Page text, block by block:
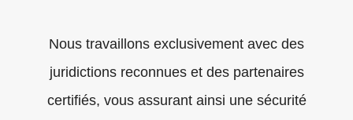
Nous travaillons exclusivement avec des
juridictions reconnues et des partenaires
certifiés, vous assurant ainsi une sécurité